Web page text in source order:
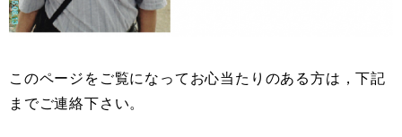
このページをご覧になってお心当たりのある方は，下記
までご連絡下さい。